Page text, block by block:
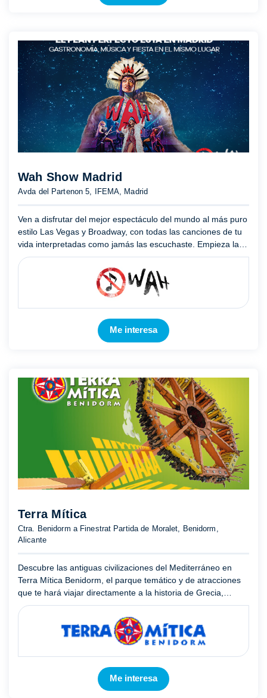
Wah Show Madrid
Avda del Partenon 5, IFEMA, Madrid
Ven a disfrutar del mejor espectáculo del mundo al más puro
estilo Las Vegas y Broadway, con todas las canciones de tu
vida interpretadas como jamás las escuchaste. Empieza la
experiencia disfrutando de la mejor música y gastronom ...
Me interesa
Terra Mítica
Ctra. Benidorm a Finestrat Partida de Moralet, Benidorm,
Alicante
Descubre las antiguas civilizaciones del Mediterráneo en
Terra Mítica Benidorm, el parque temático y de atracciones
que te hará viajar directamente a la historia de Grecia,
Egipto, Roma, Iberia y las Islas.Terra Mítica te hará dis ...
Me interesa